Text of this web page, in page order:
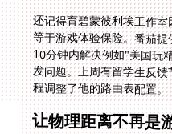
还记得育碧蒙彼利埃工作
等于游戏体验保险。番茄
10分钟内解决例如"美国
发问题。上周有留学生反
程调整了他的路由表配置。
让物理距离不再是